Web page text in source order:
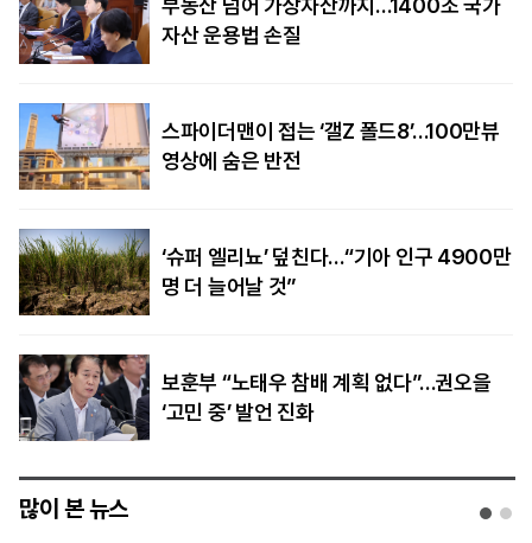
부동산 넘어 가상자산까지…1400조 국가
자산 운용법 손질
스파이더맨이 접는 ‘갤Z 폴드8’…100만뷰
영상에 숨은 반전
‘슈퍼 엘리뇨’ 덮친다…“기아 인구 4900만
명 더 늘어날 것”
보훈부 “노태우 참배 계획 없다”…권오을
‘고민 중’ 발언 진화
많이 본 뉴스